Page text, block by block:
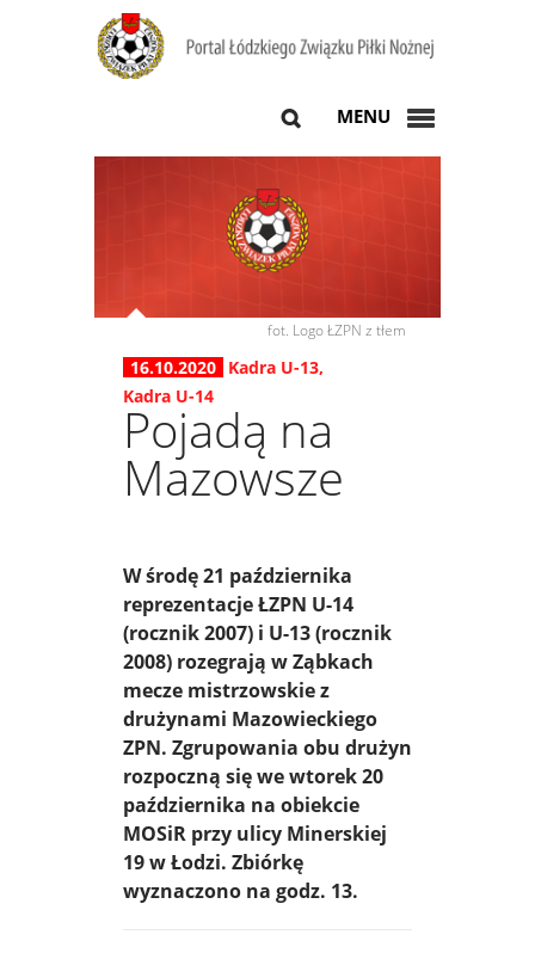
MENU
fot. Logo ŁZPN z tłem
16.10.2020 Kadra U-13,
Kadra U-14
Pojadą na
Mazowsze
W środę 21 października
reprezentacje ŁZPN U-14
(rocznik 2007) i U-13 (rocznik
2008) rozegrają w Ząbkach
mecze mistrzowskie z
drużynami Mazowieckiego
ZPN. Zgrupowania obu drużyn
rozpoczną się we wtorek 20
października na obiekcie
MOSiR przy ulicy Minerskiej
19 w Łodzi. Zbiórkę
wyznaczono na godz. 13.